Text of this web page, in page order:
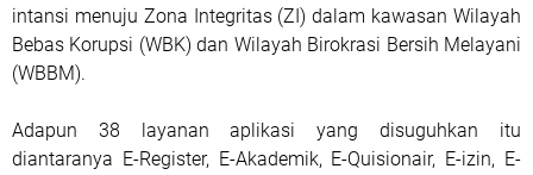
intansi menuju Zona Integritas (ZI) dalam kawasan Wilayah
Bebas Korupsi (WBK) dan Wilayah Birokrasi Bersih Melayani
(WBBM).
Adapun 38 layanan aplikasi yang disuguhkan itu
diantaranya E-Register, E-Akademik, E-Quisionair, E-izin, E-